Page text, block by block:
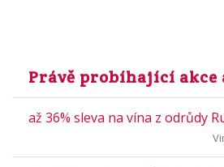
Právě probíhající akce
až 36% sleva na vína z odrůdy